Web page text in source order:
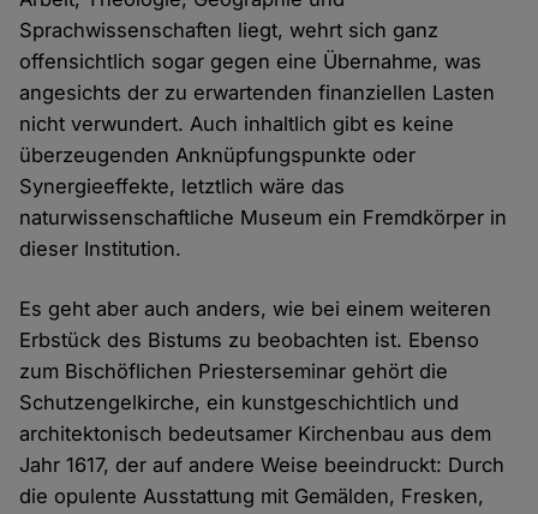
Sprachwissenschaften liegt, wehrt sich ganz
offensichtlich sogar gegen eine Übernahme, was
angesichts der zu erwartenden finanziellen Lasten
nicht verwundert. Auch inhaltlich gibt es keine
überzeugenden Anknüpfungspunkte oder
Synergieeffekte, letztlich wäre das
naturwissenschaftliche Museum ein Fremdkörper in
dieser Institution.
Es geht aber auch anders, wie bei einem weiteren
Erbstück des Bistums zu beobachten ist. Ebenso
zum Bischöflichen Priesterseminar gehört die
Schutzengelkirche, ein kunstgeschichtlich und
architektonisch bedeutsamer Kirchenbau aus dem
Jahr 1617, der auf andere Weise beeindruckt: Durch
die opulente Ausstattung mit Gemälden, Fresken,